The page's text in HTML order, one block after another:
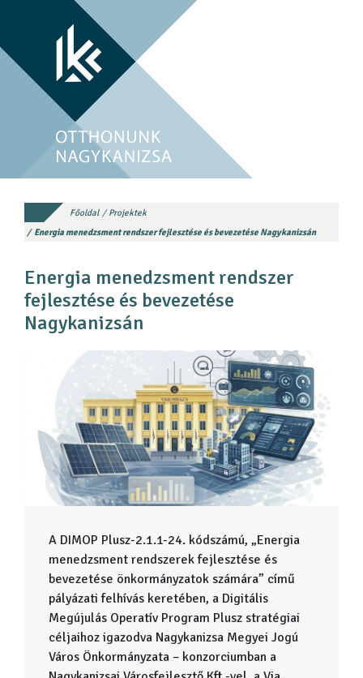
Főoldal
Projektek
Energia menedzsment rendszer fejlesztése és bevezetése Nagykanizsán
Energia menedzsment rendszer
fejlesztése és bevezetése
Nagykanizsán
A DIMOP Plusz-2.1.1-24. kódszámú, „Energia
menedzsment rendszerek fejlesztése és
bevezetése önkormányzatok számára” című
pályázati felhívás keretében, a Digitális
Megújulás Operatív Program Plusz stratégiai
céljaihoz igazodva Nagykanizsa Megyei Jogú
Város Önkormányzata – konzorciumban a